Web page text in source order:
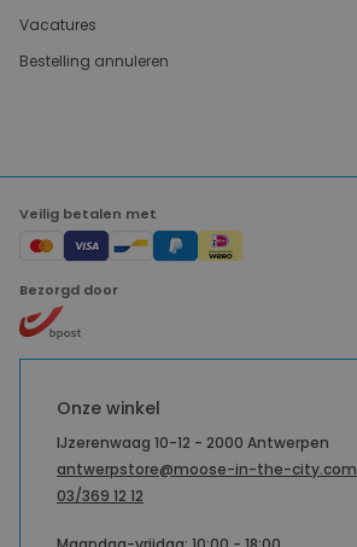
Vacatures
Bestelling annuleren
Veilig betalen met
Bezorgd door
Onze winkel
IJzerenwaag 10-12 - 2000 Antwerpen
antwerpstore@moose-in-the-city.com
03/369 12 12